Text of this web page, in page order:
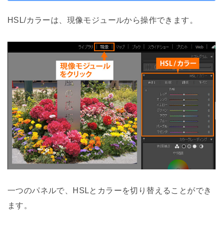
HSL/カラーは、現像モジュールから操作できます。
一つのパネルで、HSLとカラーを切り替えることができ
ます。